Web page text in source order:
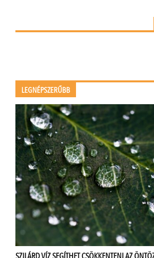
LEGNÉPSZERŰBB